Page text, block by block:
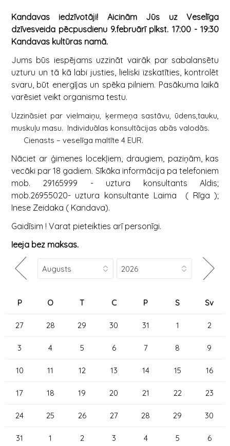
Kandavas iedzīvotāji! Aicinām Jūs uz Veselīga
dzīvesveida pēcpusdienu 9.februārī plkst. 17:00 - 19:30
Kandavas kultūras namā.
Jums būs iespējams uzzināt vairāk par sabalansētu
uzturu un tā kā labi justies, lieliski izskatīties, kontrolēt
svaru, būt energījas un spēka pilniem. Pasākuma laikā
varēsiet veikt organisma testu.
Uzzināsiet par vielmaiņu, ķermeņa sastāvu, ūdens,tauku,
muskuļu masu. Individuālas konsultācijas abās valodās.
Cienasts – veselīga maltīte 4 EUR.
Nāciet ar ģimenes locekļiem, draugiem, paziņām, kas
vecāki par 18 gadiem. Sīkāka informācija pa telefoniem
mob. 29165999 - uztura konsultants Aldis;
mob.26955020- uztura konsultante Laima ( Rīga );
Inese Zeidaka ( Kandava).
Gaidīsim ! Varat pieteikties arī personīgi.
Ieeja bez maksas.
P O T C P S Sv
27 28 29 30 31 1 2
3 4 5 6 7 8 9
10 11 12 13 14 15 16
17 18 19 20 21 22 23
24 25 26 27 28 29 30
31 1 2 3 4 5 6